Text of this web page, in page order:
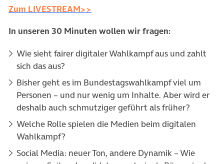
Zum LIVESTREAM>>
In unseren 30 Minuten wollen wir fragen:
Wie sieht fairer digitaler Wahlkampf aus und zahlt
sich das aus?
Bisher geht es im Bundestagswahlkampf viel um
Personen – und nur wenig um Inhalte. Aber wird er
deshalb auch schmutziger geführt als früher?
Welche Rolle spielen die Medien beim digitalen
Wahlkampf?
Social Media: neuer Ton, andere Dynamik – Wie